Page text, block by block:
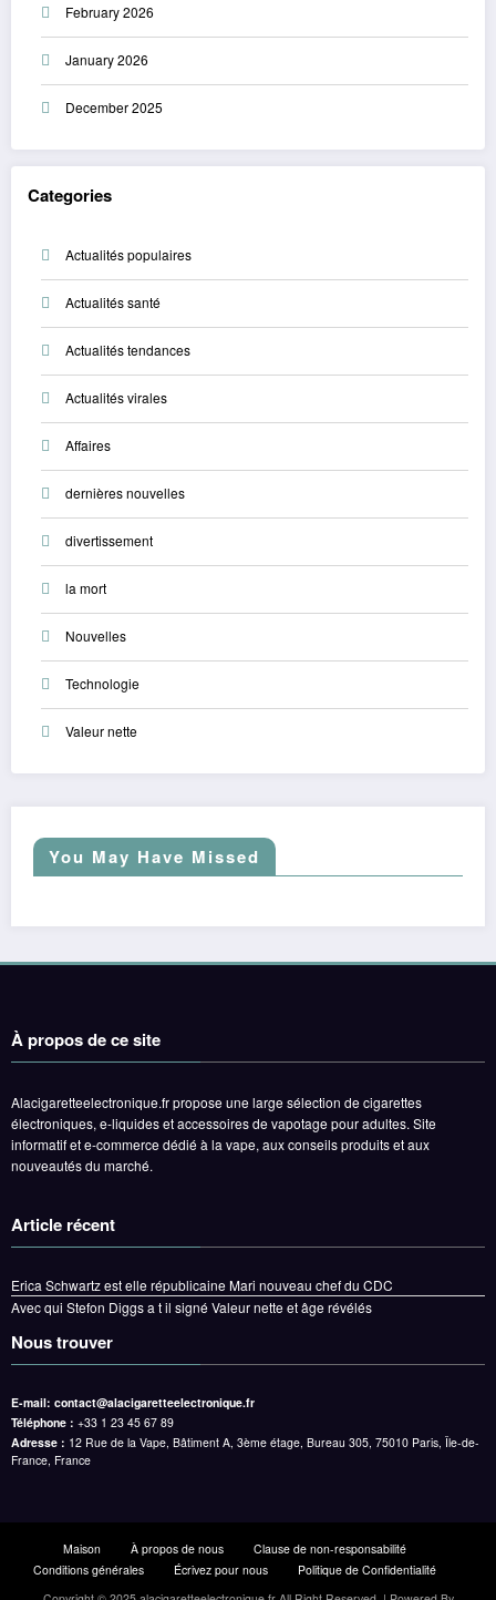
February 2026
January 2026
December 2025
Categories
Actualités populaires
Actualités santé
Actualités tendances
Actualités virales
Affaires
dernières nouvelles
divertissement
la mort
Nouvelles
Technologie
Valeur nette
You May Have Missed
À propos de ce site
Alacigaretteelectronique.fr propose une large sélection de cigarettes
électroniques, e-liquides et accessoires de vapotage pour adultes. Site
informatif et e-commerce dédié à la vape, aux conseils produits et aux
nouveautés du marché.
Article récent
Erica Schwartz est elle républicaine Mari nouveau chef du CDC
Avec qui Stefon Diggs a t il signé Valeur nette et âge révélés
Nous trouver
E-mail: contact@alacigaretteelectronique.fr
Téléphone : +33 1 23 45 67 89
Adresse : 12 Rue de la Vape, Bâtiment A, 3ème étage, Bureau 305, 75010 Paris, Île-de-
France, France
Maison À propos de nous
Clause de non-responsabilité
Conditions générales
Écrivez pour nous
Politique de Confidentialité